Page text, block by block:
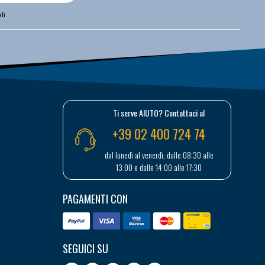
Ti serve AIUTO? Contattaci al
+39 02 400 724 74
dal lunedì al venerdì, dalle 08:30 alle
13:00 e dalle 14:00 alle 17:30
PAGAMENTI CON
SEGUICI SU